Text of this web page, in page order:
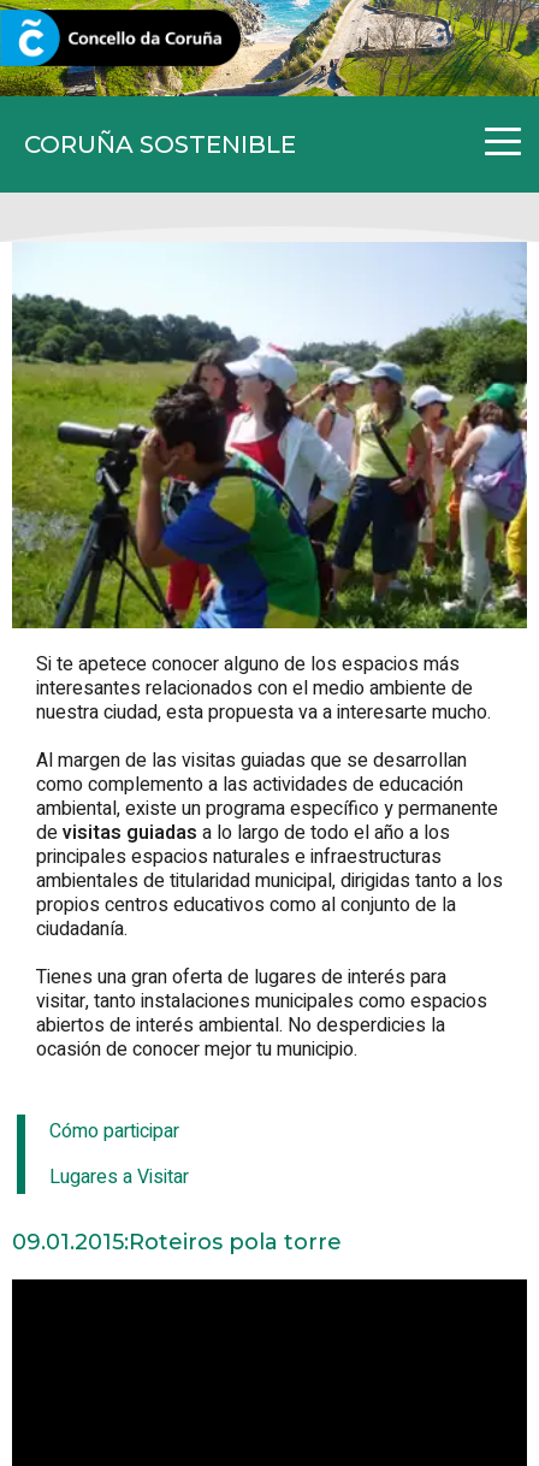
CORUÑA SOSTENIBLE
CORUNA.GAL
Si te apetece conocer alguno de los espacios más
interesantes relacionados con el medio ambiente de
nuestra ciudad, esta propuesta va a interesarte mucho.
Al margen de las visitas guiadas que se desarrollan
como complemento a las actividades de educación
ambiental, existe un programa específico y permanente
devisitas guiadas a lo largo de todo el año a los
principales espacios naturales e infraestructuras
ambientales de titularidad municipal, dirigidas tanto a los
propios centros educativos como al conjunto de la
ciudadanía.
Tienes una gran oferta de lugares de interés para
visitar, tanto instalaciones municipales como espacios
abiertos de interés ambiental. No desperdicies la
ocasión de conocer mejor tu municipio.
Cómo participar
Lugares a Visitar
09.01.2015:Roteiros pola torre